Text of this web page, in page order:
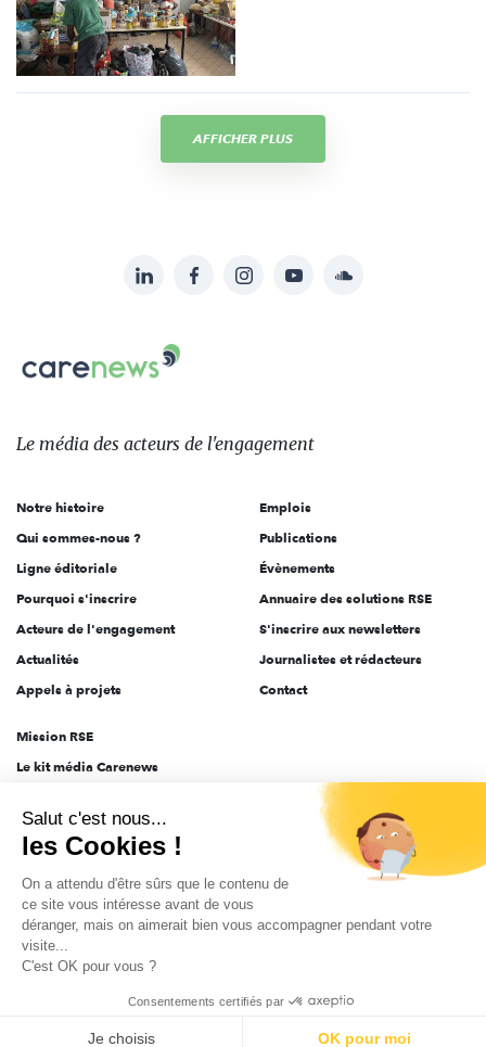
AFFICHER PLUS
sur:
LinkedInFacebookInstagramYouTubeSoundcloud
Carenews,
Le
des
l'engagement
Le média des acteurs de l'engagement
Notre histoire
Qui sommes-nous ?
Ligne éditoriale
Pourquoi s'inscrire
Acteurs de l'engagement
Actualités
Appels à projets
Emplois
Publications
Évènements
Annuaire des solutions RSE
S'inscrire aux newsletters
Journalistes et rédacteurs
Contact
Mission RSE
Le kit média Carenews
AEF info
Novethic
PRODURABLE
Inclusiv Day
Données personnelles Mentions légales 2025-2026 Tout droits réservés
Salut c'est nous...
les Cookies !
On a attendu d'être sûrs que le contenu de
ce site vous intéresse avant de vous
déranger, mais on aimerait bien vous accompagner pendant votre
visite...
C'est OK pour vous ?
Consentements certifiés par
Je choisis OK pour moi